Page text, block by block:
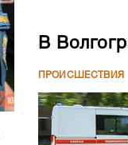
В
ПРОИСШЕСТВИЯ